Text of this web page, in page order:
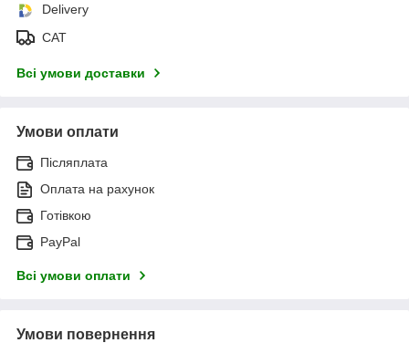
Delivery
САТ
Всі умови доставки
Умови оплати
Післяплата
Оплата на рахунок
Готівкою
PayPal
Всі умови оплати
Умови повернення